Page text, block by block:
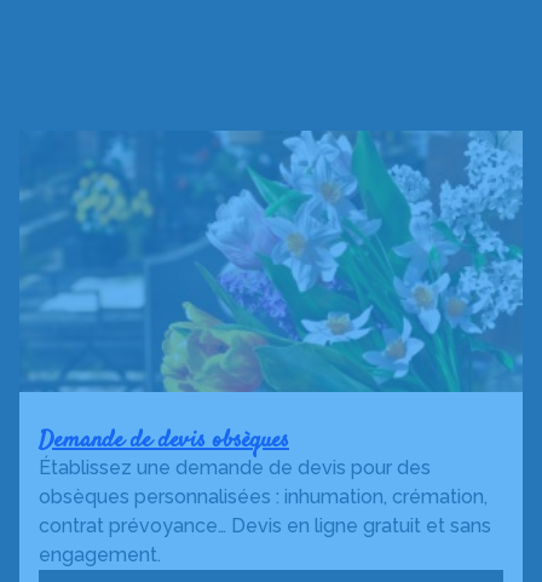
Demande de devis obsèques
Établissez une demande de devis pour des
obsèques personnalisées : inhumation, crémation,
contrat prévoyance… Devis en ligne gratuit et sans
engagement.